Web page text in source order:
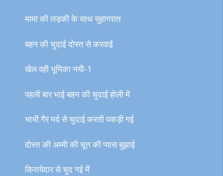
मामा की लड़की के साथ सुहागरात
बहन की चुदाई दोस्त से करवाई
खेल वही भूमिका नयी-1
पहली बार भाई बहन की चुदाई होली में
भाभी गैर मर्द से चुदाई करती पकड़ी गई
दोस्त की अम्मी की चूत की प्यास बुझाई
किरायेदार से चुद गई मैं